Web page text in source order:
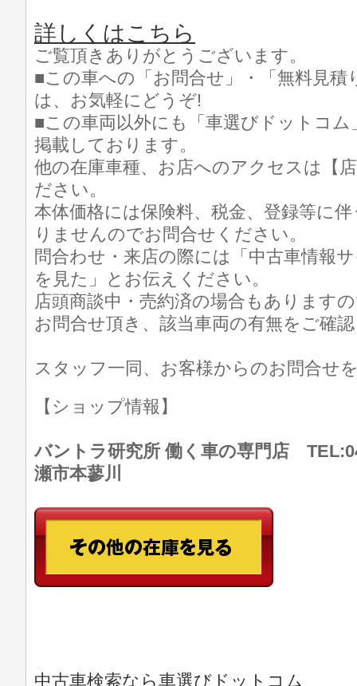
詳しくはこちら
ご覧頂きありがとうございます。
■この車への「お問合せ」・「無料見積
は、お気軽にどうぞ!
■この車両以外にも「車選びドットコ
掲載しております。
他の在庫車種、お店へのアクセスは【
ださい。
本体価格には保険料、税金、登録等に
りませんのでお問合せください。
問合わせ・来店の際には「中古車情報
を見た」とお伝えください。
店頭商談中・売約済の場合もあります
お問合せ頂き、該当車両の有無をご確
スタッフ一同、お客様からのお問合せ
【ショップ情報】
バントラ研究所 働く車の専門店
瀬市本蓼川
中古車検索なら車選びドットコム